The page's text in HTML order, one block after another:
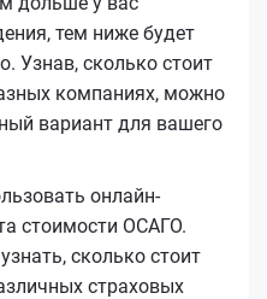
тем ниже будет
Узнав, сколько стоит
компаниях, можно
вариант для вашего
онлайн-
стоимости ОСАГО.
сколько стоит
страховых